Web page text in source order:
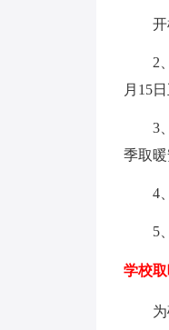
开机
2、
月15
3、
季取暖
4、
5、
学校
为确